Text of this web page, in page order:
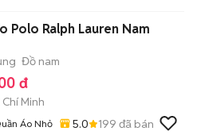
Polo Ralph Lauren Nam
Đồ nam
đ
Chí Minh
Áo Nhỏ 5.0 199 đã bán